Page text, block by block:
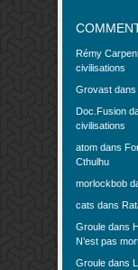
Rémy
civilisations
Grovast dans
Doc.Fusion
civilisations
atom dans
Cthulhu
morlockbob
cats dans
Groule dans
N’est pas
Groule dans